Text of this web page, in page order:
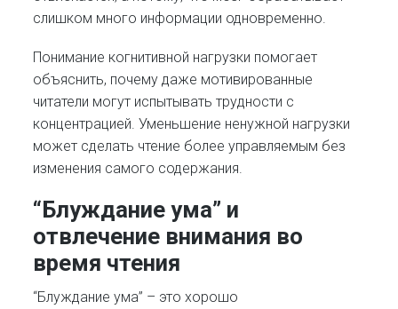
слишком много информации одновременно.
Понимание когнитивной нагрузки помогает
объяснить, почему даже мотивированные
читатели могут испытывать трудности с
концентрацией. Уменьшение ненужной нагрузки
может сделать чтение более управляемым без
изменения самого содержания.
“Блуждание ума” и
отвлечение внимания во
время чтения
“Блуждание ума” – это хорошо